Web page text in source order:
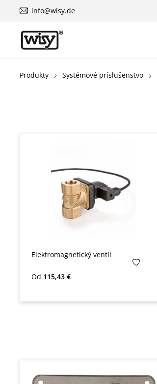
info@wisy.de
Produkty Systémové príslušenstvo
Elektromagnetický ventil
Bežná cena:
Od 115,43 €